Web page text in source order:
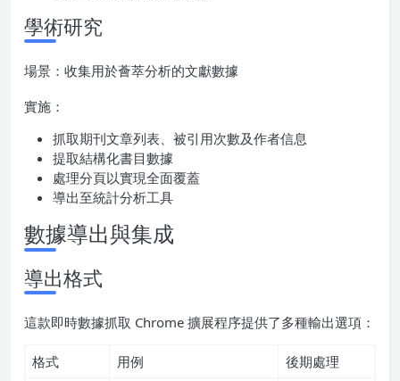
學術研究
場景：收集用於薈萃分析的文獻數據
實施：
抓取期刊文章列表、被引用次數及作者信息
提取結構化書目數據
處理分頁以實現全面覆蓋
導出至統計分析工具
數據導出與集成
導出格式
這款即時數據抓取 Chrome 擴展程序提供了多種輸出選項：
格式 用例
後期處理